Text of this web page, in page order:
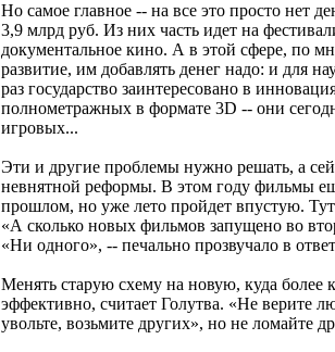
Но самое главное -- на все это просто нет
3,9 млрд руб. Из них часть идет на
документальное кино. А в этой сфере, по
развитие, им добавлять денег надо: и для
раз государство заинтересовано в
полнометражных в формате 3D -- они
игровых...
Эти и другие проблемы нужно решать, а
невнятной реформы. В этом году фильмы
прошлом, но уже лето пройдет впустую. Тут
«А сколько новых фильмов запущено во
«Ни одного», -- печально прозвучало в
Менять старую схему на новую, куда более
эффективно, считает Голутва. «Не верите
увольте, возьмите других», но не ломайте